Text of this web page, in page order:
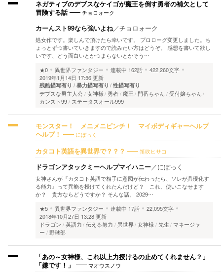
ネガティブのデブスなケイゴが魔王を倒す勇者の補欠として
冒険する話
チョロォーク
カーんスト99なら強いよね／チョロォーク
処女作です。楽しんで頂けたら幸いです。 プロローグ変更しました。ち
ょっとずつ書いていきますので読みたい方はどうぞ。 感想を書いて欲し
いです、どう面白いとかつまらないとかそう…
★0
異世界ファンタジー 連載中 162話
422,260文字
2019年1月14日 17:56 更新
残酷描写有り 暴力描写有り 性描写有り
デブスな男主人公 女神様 勇者 魔王 門番ちゃん
受付嬢ちゃん
カンスト99
ステータスオール999
モンスター！ メニメニピンチ！ マイボディギャーヘルプ
ヘルプ！
にぽっく
カタコト英語を異世界で？？？ 笛吹ヒサコ
ドラゴンアタックミーヘルプマイハニー／にぽっく
女神さんが『カタコト英語で相手に意図が伝わったら、ソレが具現化す
る能力』って異能を授けてくれたんだけど？ これ、使いこなせます
か？ 貴方ならどうですか？ そんな話。 2029…
★5
異世界ファンタジー 連載中 17話
22,095文字
2018年10月27日 13:28 更新
ドラゴン
英語力 伝える努力 異世界 女神様 先生
マネージャ
ー
野球部
「あの～女神様、これ以上力授けるの止めてくれません？」
「嫌です！」
マオウスノウ